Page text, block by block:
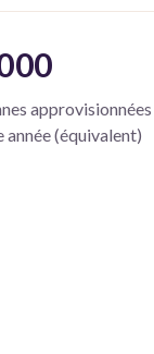
approvisionnées
année (équivalent)